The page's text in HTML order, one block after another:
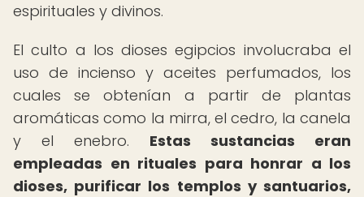
espirituales y divinos.
El culto a los dioses egipcios involucraba el
uso de incienso y aceites perfumados, los
cuales se obtenían a partir de plantas
aromáticas como la mirra, el cedro, la canela
y el enebro. Estas sustancias eran
empleadas en rituales para honrar a los
dioses, purificar los templos y santuarios,